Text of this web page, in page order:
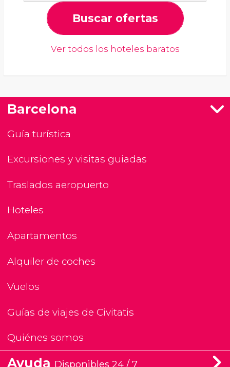
Buscar ofertas
Ver todos los hoteles baratos
Barcelona
Guía turística
Excursiones y visitas guiadas
Traslados aeropuerto
Hoteles
Apartamentos
Alquiler de coches
Vuelos
Guías de viajes de Civitatis
Quiénes somos
Ayuda Disponibles 24 / 7